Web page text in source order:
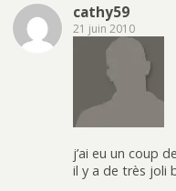
cathy59
21 juin 2010
j’ai eu un coup
il y a de très joli